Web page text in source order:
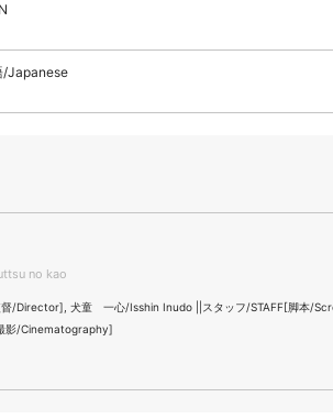
/Japanese
no kao
/Director], 犬童 一心/Isshin Inudo ||スタッフ/STAFF[脚本/
影/Cinematography]